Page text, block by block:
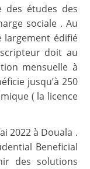
des études des
sociale . Au
largement édifié
doit au
mensuelle à
jusqu’à 250
( la licence
2022 à Douala .
Beneficial
des solutions